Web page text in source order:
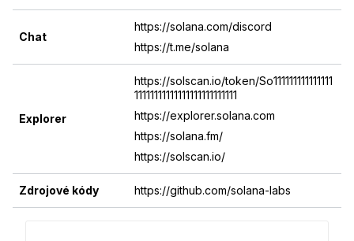
Chat
https://solana.com/discord
https://t.me/solana
Explorer
https://solscan.io/token/So111111111111111
11111111111111111111111111
https://explorer.solana.com
https://solana.fm/
https://solscan.io/
Zdrojové kódy https://github.com/solana-labs